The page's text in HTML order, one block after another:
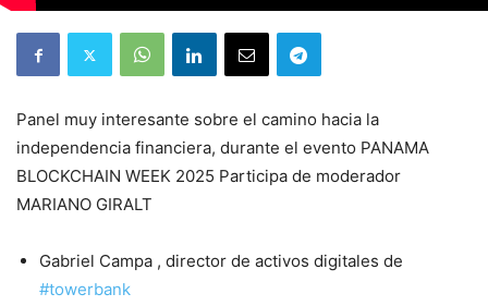
Panel muy interesante sobre el camino hacia la
independencia financiera, durante el evento PANAMA
BLOCKCHAIN WEEK 2025 Participa de moderador
MARIANO GIRALT
Gabriel Campa , director de activos digitales de
#towerbank